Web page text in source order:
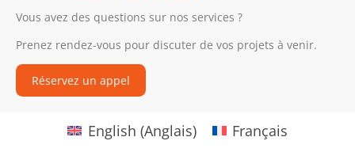
Vous avez des questions sur nos services ?
Prenez rendez-vous pour discuter de vos projets à venir.
Réservez un appel
English (Anglais) Français